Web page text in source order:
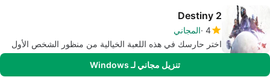
Destiny 2
4 المجاني
اختر حارسك في هذه اللعبة الخيالية من منظور الشخص الأول
تنزيل مجاني لـ Windows